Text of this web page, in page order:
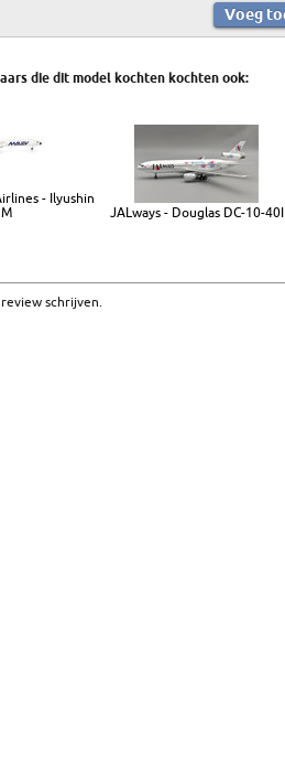
die dit model kochten kochten ook:
- Ilyushin
JALways - Douglas DC-10-40I
schrijven.